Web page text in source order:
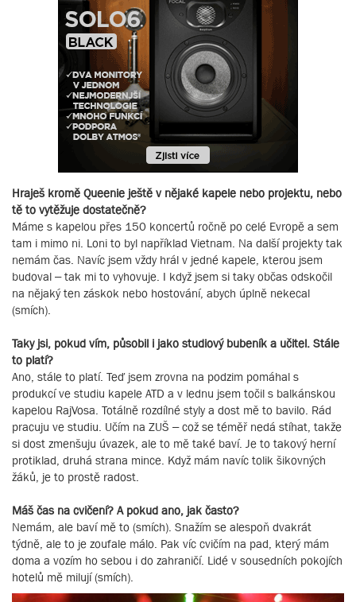
Hraješ kromě Queenie ještě v nějaké kapele nebo projektu, nebo
tě to vytěžuje dostatečně?
Máme s kapelou přes 150 koncertů ročně po celé Evropě a sem
tam i mimo ni. Loni to byl například Vietnam. Na další projekty tak
nemám čas. Navíc jsem vždy hrál v jedné kapele, kterou jsem
budoval – tak mi to vyhovuje. I když jsem si taky občas odskočil
na nějaký ten záskok nebo hostování, abych úplně nekecal
(smích).
Taky jsi, pokud vím, působil i jako studiový bubeník a učitel. Stále
to platí?
Ano, stále to platí. Teď jsem zrovna na podzim pomáhal s
produkcí ve studiu kapele ATD a v lednu jsem točil s balkánskou
kapelou RajVosa. Totálně rozdílné styly a dost mě to bavilo. Rád
pracuju ve studiu. Učím na ZUŠ – což se téměř nedá stíhat, takže
si dost zmenšuju úvazek, ale to mě také baví. Je to takový herní
protiklad, druhá strana mince. Když mám navíc tolik šikovných
žáků, je to prostě radost.
Máš čas na cvičení? A pokud ano, jak často?
Nemám, ale baví mě to (smích). Snažím se alespoň dvakrát
týdně, ale to je zoufale málo. Pak víc cvičím na pad, který mám
doma a vozím ho sebou i do zahraničí. Lidé v sousedních pokojích
hotelů mě milují (smích).